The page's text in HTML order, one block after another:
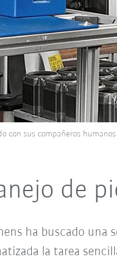
con sus compañeros
de
ha buscado una
la tarea